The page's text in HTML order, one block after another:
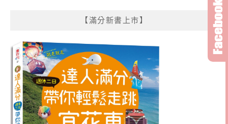
【滿分新書上市】